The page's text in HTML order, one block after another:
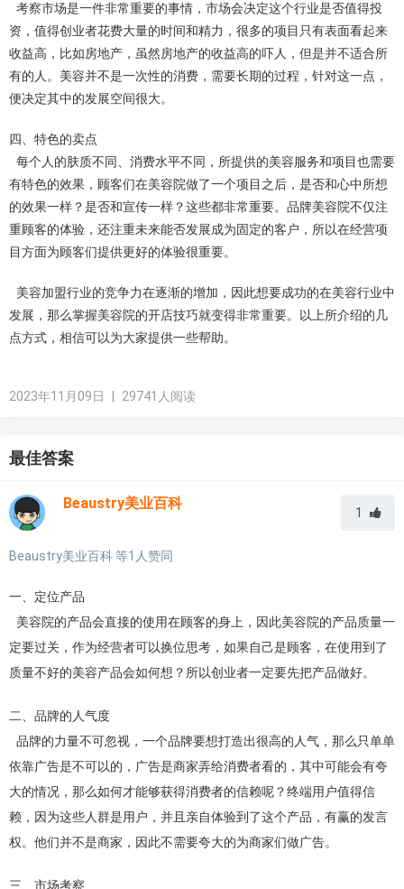
考察市场是一件非常重要的事情，市场会决定这个行业是否值得投
资，值得创业者花费大量的时间和精力，很多的项目只有表面看起来
收益高，比如房地产，虽然房地产的收益高的吓人，但是并不适合所
有的人。美容并不是一次性的消费，需要长期的过程，针对这一点，
便决定其中的发展空间很大。
四、特色的卖点
每个人的肤质不同、消费水平不同，所提供的美容服务和项目也需要
有特色的效果，顾客们在美容院做了一个项目之后，是否和心中所想
的效果一样？是否和宣传一样？这些都非常重要。品牌美容院不仅注
重顾客的体验，还注重未来能否发展成为固定的客户，所以在经营项
目方面为顾客们提供更好的体验很重要。
美容加盟行业的竞争力在逐渐的增加，因此想要成功的在美容行业中
发展，那么掌握美容院的开店技巧就变得非常重要。以上所介绍的几
点方式，相信可以为大家提供一些帮助。
2023年11月09日 29741人阅读
最佳答案
Beaustry美业百科
1
Beaustry美业百科等1 人赞同
一、定位产品
美容院的产品会直接的使用在顾客的身上，因此美容院的产品质量一
定要过关，作为经营者可以换位思考，如果自己是顾客，在使用到了
质量不好的美容产品会如何想？所以创业者一定要先把产品做好。
二、品牌的人气度
品牌的力量不可忽视，一个品牌要想打造出很高的人气，那么只单单
依靠广告是不可以的，广告是商家弄给消费者看的，其中可能会有夸
大的情况，那么如何才能够获得消费者的信赖呢？终端用户值得信
赖，因为这些人群是用户，并且亲自体验到了这个产品，有赢的发言
权。他们并不是商家，因此不需要夸大的为商家们做广告。
三、市场考察